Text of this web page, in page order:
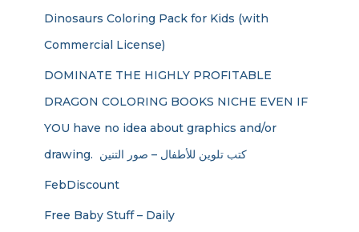
Dinosaurs Coloring Pack for Kids (with
Commercial License)
DOMINATE THE HIGHLY PROFITABLE
DRAGON COLORING BOOKS NICHE EVEN IF
YOU have no idea about graphics and/or
drawing. ​ كتب تلوين للأطفال – صور التنين
FebDiscount
Free Baby Stuff – Daily